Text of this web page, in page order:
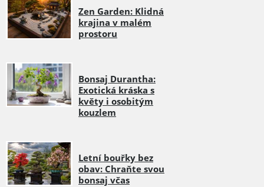
Zen Garden: Klidná
krajina v malém
prostoru
Bonsaj Durantha:
Exotická kráska s
květy i osobitým
kouzlem
Letní bouřky bez
obav: Chraňte svou
bonsaj včas